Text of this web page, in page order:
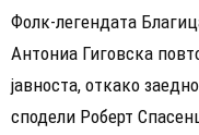
Фолк-легендата
Антониа Гиговска
јавноста, откако
сподели Роберт